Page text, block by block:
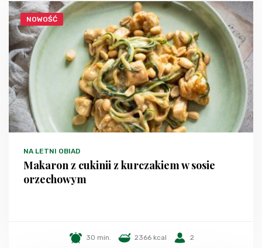
NOWOŚĆ
NA LETNI OBIAD
Makaron z cukinii z kurczakiem w sosie
orzechowym
30 min. 2366 kcal 2